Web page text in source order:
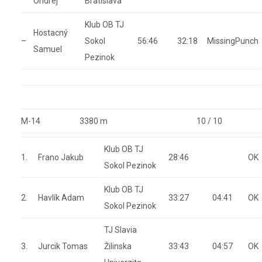
–
Hostacný
Samuel
Klub OB TJ
Sokol
Pezinok
56:46 32:18 MissingPunch
M-14 3380 m 10 / 10
1. Frano Jakub
Klub OB TJ
Sokol Pezinok
28:46 OK
2. Havlík Adam
Klub OB TJ
Sokol Pezinok
33:27 04:41 OK
3. Jurcik Tomas
TJ Slavia
Žilinska
33:43 04:57 OK